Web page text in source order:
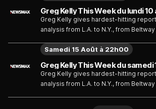
Greg Kelly This Week du lundi 10
Greg Kelly gives hardest-hitting
analysis from L.A. to N.Y., from
Greg Kelly This Week du samedi
Greg Kelly gives hardest-hitting
analysis from L.A. to N.Y., from
Samedi 15 Août à 22h00